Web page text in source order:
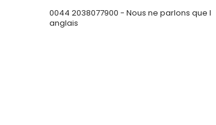
0044 2038077900 - Nous ne parlons que l
anglais